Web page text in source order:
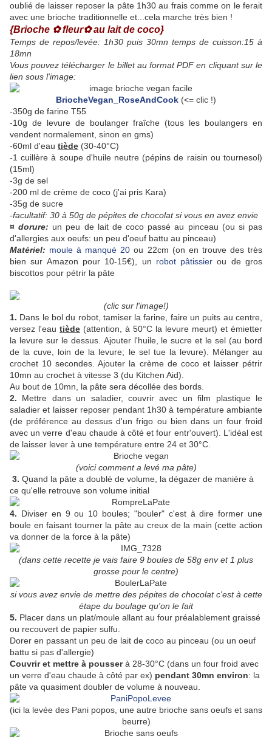
oublié de laisser reposer la pâte 1h30 au frais comme on le ferait
avec une brioche traditionnelle et...cela marche très bien !
{Brioche ✿ fleur✿ au lait de coco}
Temps de repos/levée: 1h30 puis 30mn temps de cuisson:15 à
18mn
Vous pouvez télécharger le billet au format PDF en cliquant sur le
lien sous l'image:
BriocheVegan_RoseAndCook (<= clic !)
-350g de farine T55
-10g de levure de boulanger fraîche (tous les boulangers en
vendent normalement, sinon en gms)
-60ml d'eau tiède (30-40°C)
-1 cuillère à soupe d'huile neutre (pépins de raisin ou tournesol)
(15ml)
-3g de sel
-200 ml de crème de coco (j'ai pris Kara)
-35g de sucre
-facultatif: 30 à 50g de pépites de chocolat si vous en avez envie
¤ dorure: un peu de lait de coco passé au pinceau (ou si pas
d'allergies aux oeufs: un peu d'oeuf battu au pinceau)
Matériel: moule à manqué 20 ou 22cm (on en trouve des très
bien sur Amazon pour 10-15€), un robot pâtissier ou de gros
biscottos pour pétrir la pâte
(clic sur l'image!)
1. Dans le bol du robot, tamiser la farine, faire un puits au centre,
versez l'eau tiède (attention, à 50°C la levure meurt) et émietter
la levure sur le dessus. Ajouter l'huile, le sucre et le sel (au bord
de la cuve, loin de la levure; le sel tue la levure). Mélanger au
crochet 10 secondes. Ajouter la crème de coco et laisser pétrir
10mn au crochet à vitesse 3 (du Kitchen Aid).
Au bout de 10mn, la pâte sera décollée des bords.
2. Mettre dans un saladier, couvrir avec un film plastique le
saladier et laisser reposer pendant 1h30 à température ambiante
(de préférence au dessus d'un frigo ou bien dans un four froid
avec un verre d'eau chaude à côté et four entr'ouvert). L'idéal est
de laisser lever à une température entre 24 et 30°C.
(voici comment a levé ma pâte)
3. Quand la pâte a doublé de volume, la dégazer de manière à
ce qu'elle retrouve son volume initial
4. Diviser en 9 ou 10 boules; "bouler" c'est à dire former une
boule en faisant tourner la pâte au creux de la main (cette action
va donner de la force à la pâte)
(dans cette recette je vais faire 9 boules de 58g env et 1 plus
grosse pour le centre)
si vous avez envie de mettre des pépites de chocolat c'est à cette
étape du boulage qu'on le fait
5. Placer dans un plat/moule allant au four préalablement graissé
ou recouvert de papier sulfu.
Dorer en passant un peu de lait de coco au pinceau (ou un oeuf
battu si pas d'allergie)
Couvrir et mettre à pousserà 28-30°C (dans un four froid avec
un verre d'eau chaude à côté par ex) pendant 30mn environ: la
pâte va quasiment doubler de volume à nouveau.
(ici la levée des Pani popos, une autre brioche sans oeufs et sans
beurre)